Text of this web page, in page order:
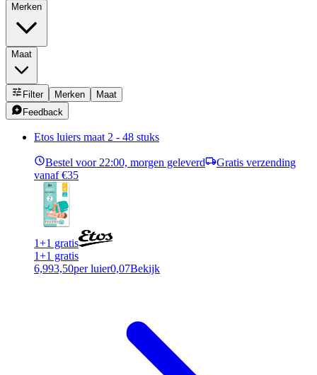
Merken
Maat
Filter Merken
Maat
Feedback
Etos luiers maat 2 - 48 stuks
Bestel voor 22:00, morgen geleverd
Gratis verzending
vanaf €35
1+1 gratis
1+1 gratis
6,993,50per luier0,07Bekijk